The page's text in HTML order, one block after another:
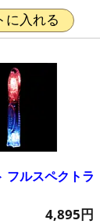
に入れる
フルスペクトラ
4,895円